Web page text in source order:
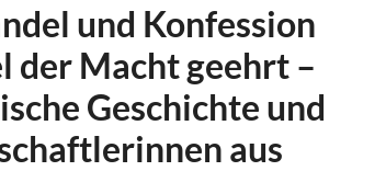
und Konfession
der Macht geehrt –
Geschichte und
aus